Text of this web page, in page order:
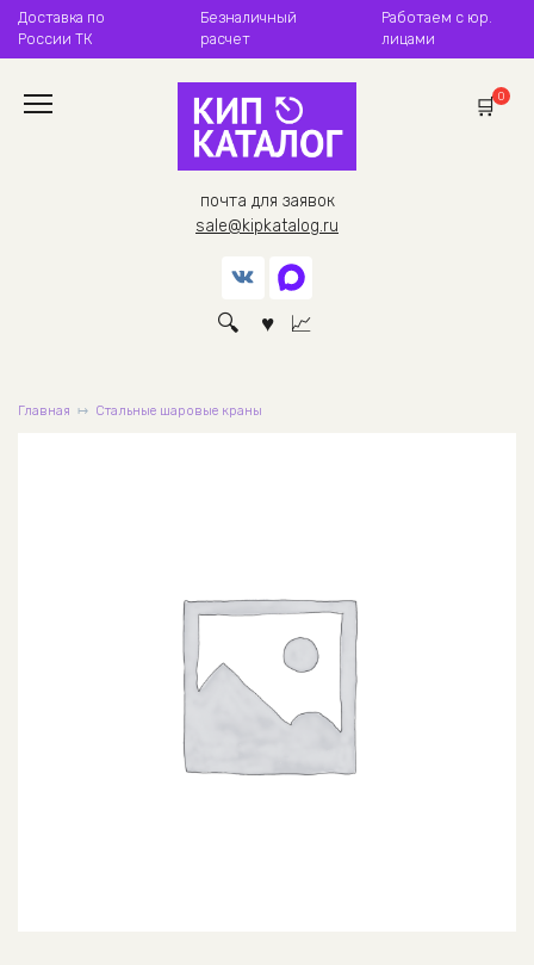
Перейти
содержанию
Доставка по
России ТК
Безналичный
расчет
Работаем с юр.
лицами
почта для заявок
sale@kipkatalog.ru
0
Главная Стальные шаровые краны